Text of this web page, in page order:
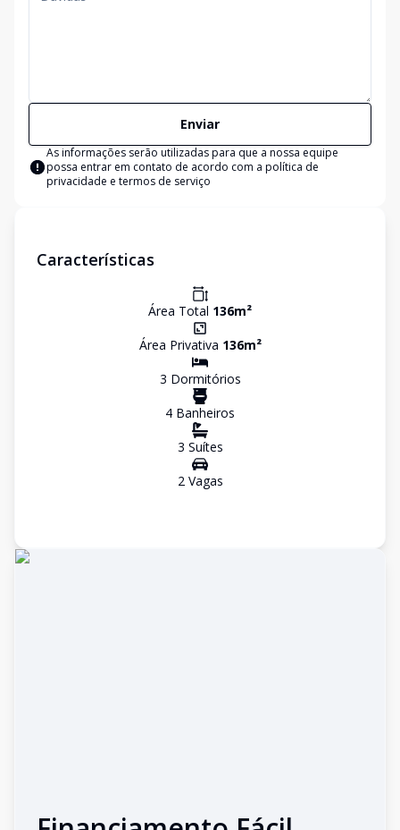
Enviar
As informações serão utilizadas para que a nossa equipe
possa entrar em contato de acordo com a política de
privacidade e termos de serviço
Características
Área Total 136m²
Área Privativa 136m²
3 Dormitórios
4 Banheiros
3 Suítes
2Vagas